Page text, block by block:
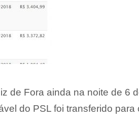
de Fora ainda na noite de 6
do PSL foi transferido para